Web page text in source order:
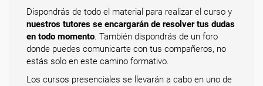
Dispondrás de todo el material para realizar el curso y
nuestros tutores se encargarán de resolver tus dudas
en todo momento. También dispondrás de un foro
donde puedes comunicarte con tus compañeros, no
estás solo en este camino formativo.
Los cursos presenciales se llevarán a cabo en uno de